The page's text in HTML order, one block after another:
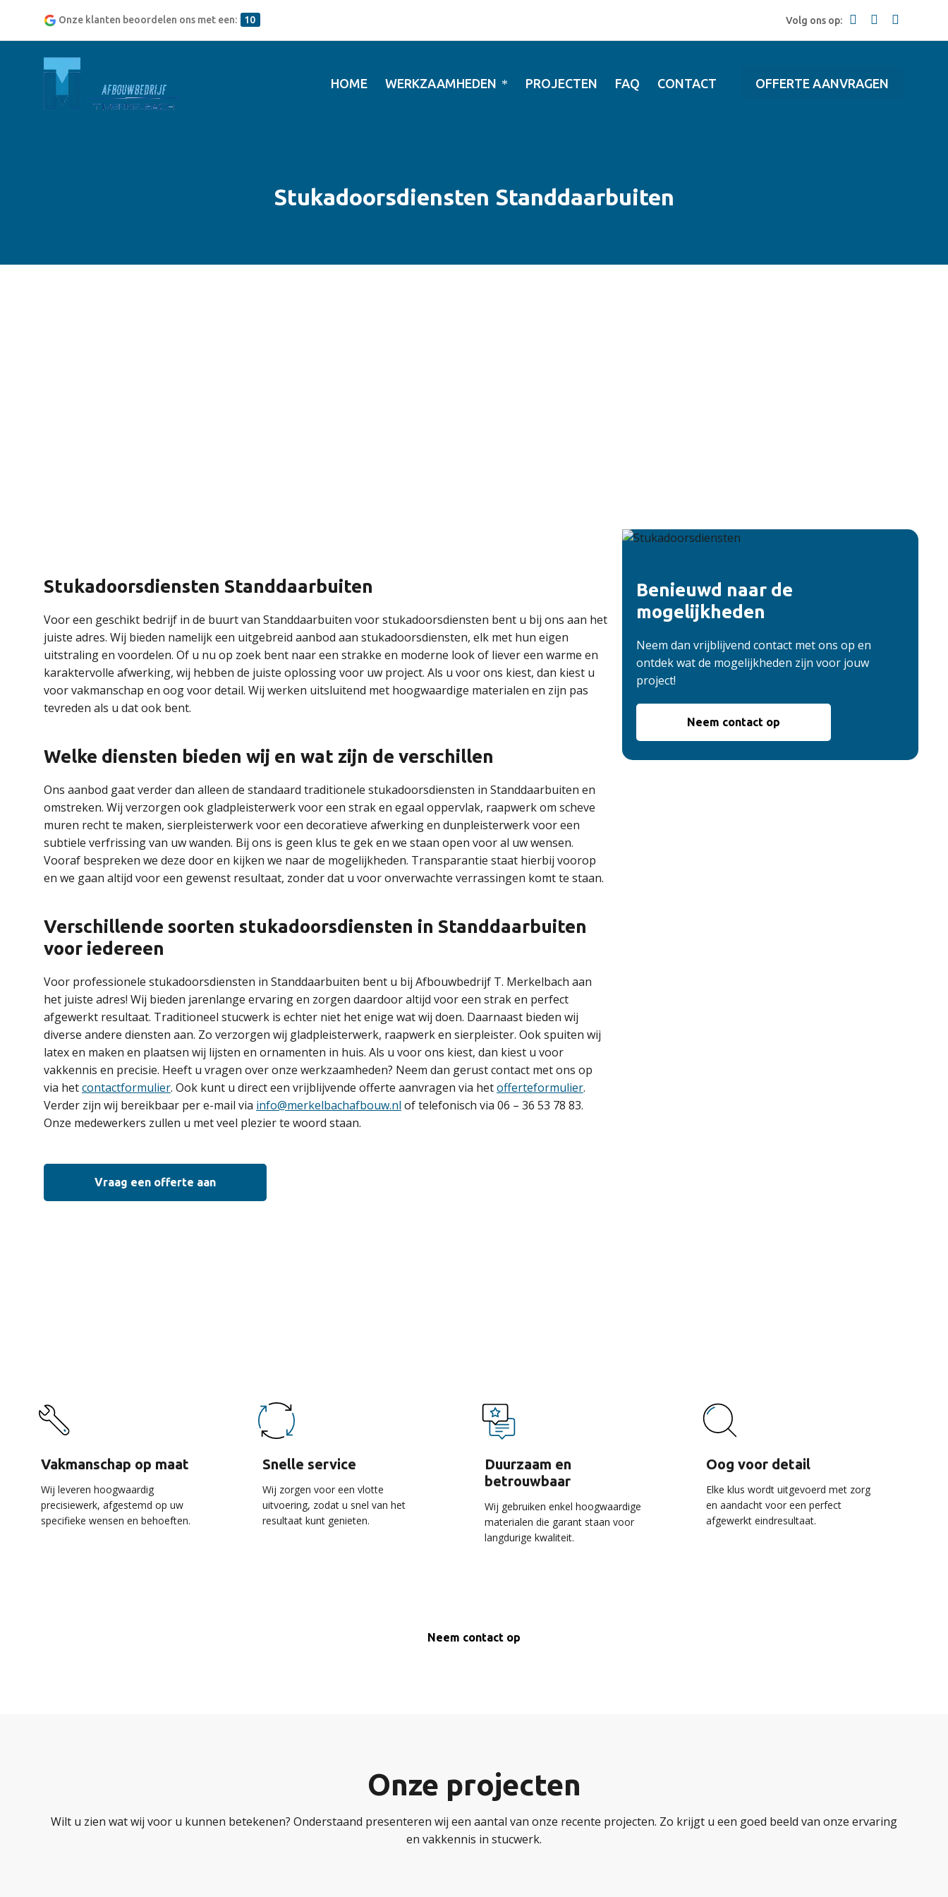
Onze klanten beoordelen ons met een: 10 Volg ons op:
HOME WERKZAAMHEDEN PROJECTEN FAQ CONTACT OFFERTE AANVRAGEN
Stukadoorsdiensten Standdaarbuiten
Stukadoorsdiensten Standdaarbuiten
Voor een geschikt bedrijf in de buurt van Standdaarbuiten voor stukadoorsdiensten bent u bij ons aan het
juiste adres. Wij bieden namelijk een uitgebreid aanbod aan stukadoorsdiensten, elk met hun eigen
uitstraling en voordelen. Of u nu op zoek bent naar een strakke en moderne look of liever een warme en
karaktervolle afwerking, wij hebben de juiste oplossing voor uw project. Als u voor ons kiest, dan kiest u
voor vakmanschap en oog voor detail. Wij werken uitsluitend met hoogwaardige materialen en zijn pas
tevreden als u dat ook bent.
Welke diensten bieden wij en wat zijn de verschillen
Ons aanbod gaat verder dan alleen de standaard traditionele stukadoorsdiensten in Standdaarbuiten en
omstreken. Wij verzorgen ook gladpleisterwerk voor een strak en egaal oppervlak, raapwerk om scheve
muren recht te maken, sierpleisterwerk voor een decoratieve afwerking en dunpleisterwerk voor een
subtiele verfrissing van uw wanden. Bij ons is geen klus te gek en we staan open voor al uw wensen.
Vooraf bespreken we deze door en kijken we naar de mogelijkheden. Transparantie staat hierbij voorop
en we gaan altijd voor een gewenst resultaat, zonder dat u voor onverwachte verrassingen komt te staan.
Verschillende soorten stukadoorsdiensten in Standdaarbuiten
voor iedereen
Voor professionele stukadoorsdiensten in Standdaarbuiten bent u bij Afbouwbedrijf T. Merkelbach aan
het juiste adres! Wij bieden jarenlange ervaring en zorgen daardoor altijd voor een strak en perfect
afgewerkt resultaat. Traditioneel stucwerk is echter niet het enige wat wij doen. Daarnaast bieden wij
diverse andere diensten aan. Zo verzorgen wij gladpleisterwerk, raapwerk en sierpleister. Ook spuiten wij
latex en maken en plaatsen wij lijsten en ornamenten in huis. Als u voor ons kiest, dan kiest u voor
vakkennis en precisie. Heeft u vragen over onze werkzaamheden? Neem dan gerust contact met ons op
via hetcontactformulier. Ook kunt u direct een vrijblijvende offerte aanvragen via hetofferteformulier.
Verder zijn wij bereikbaar per e-mail via info@merkelbachafbouw.nl of telefonisch via 06 – 36 53 78 83.
Onze medewerkers zullen u met veel plezier te woord staan.
Vraag een offerte aan
Benieuwd naar de
mogelijkheden
Neem dan vrijblijvend contact met ons op en
ontdek wat de mogelijkheden zijn voor jouw
project!
Neem contact op
Vakmanschap op maat
Wij leveren hoogwaardig
precisiewerk, afgestemd op uw
specifieke wensen en behoeften.
Snelle service
Wij zorgen voor een vlotte
uitvoering, zodat u snel van het
resultaat kunt genieten.
Duurzaam en
betrouwbaar
Wij gebruiken enkel hoogwaardige
materialen die garant staan voor
langdurige kwaliteit.
Oog voor detail
Elke klus wordt uitgevoerd met zorg
en aandacht voor een perfect
afgewerkt eindresultaat.
Neem contact op
Onze projecten
Wilt u zien wat wij voor u kunnen betekenen? Onderstaand presenteren wij een aantal van onze recente projecten. Zo krijgt u een goed beeld van onze ervaring
en vakkennis in stucwerk.